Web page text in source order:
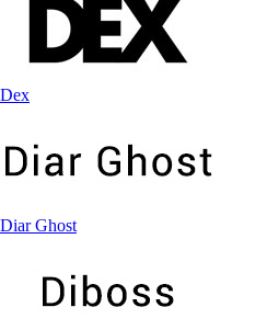
Dex
Diar Ghost